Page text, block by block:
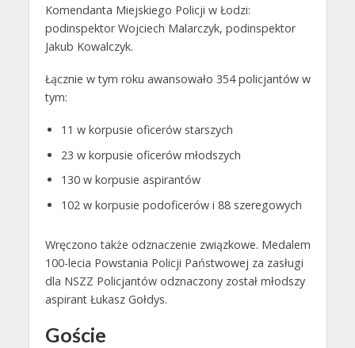
Komendanta Miejskiego Policji w Łodzi:
podinspektor Wojciech Malarczyk, podinspektor
Jakub Kowalczyk.
Łącznie w tym roku awansowało 354 policjantów w
tym:
11 w korpusie oficerów starszych
23 w korpusie oficerów młodszych
130 w korpusie aspirantów
102 w korpusie podoficerów i 88 szeregowych
Wręczono także odznaczenie związkowe. Medalem
100-lecia Powstania Policji Państwowej za zasługi
dla NSZZ Policjantów odznaczony został młodszy
aspirant Łukasz Gołdys.
Goście